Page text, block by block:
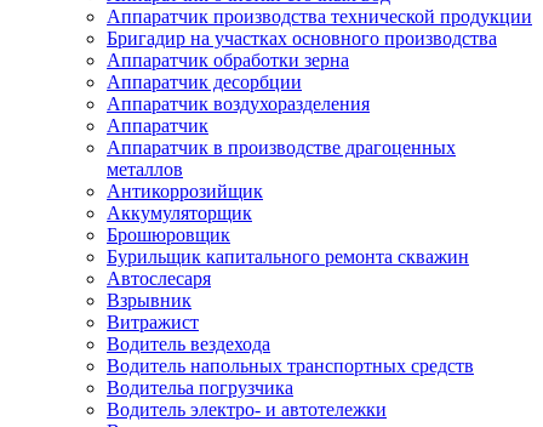
Аппаратчик производства технической продукции
Бригадир на участках основного производства
Аппаратчик обработки зерна
Аппаратчик десорбции
Аппаратчик воздухоразделения
Аппаратчик
Аппаратчик в производстве драгоценных
металлов
Антикоррозийщик
Аккумуляторщик
Брошюровщик
Бурильщик капитального ремонта скважин
Автослесаря
Взрывник
Витражист
Водитель вездехода
Водитель напольных транспортных средств
Водительа погрузчика
Водитель электро- и автотележки